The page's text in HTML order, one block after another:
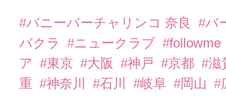
#バニーバーチャリンコ 奈良
#バ
バクラ
#ニュークラブ #followme
ア
#東京 #大阪 #神戸 #京都 #
重 #神奈川 #石川 #岐阜 #岡山
#